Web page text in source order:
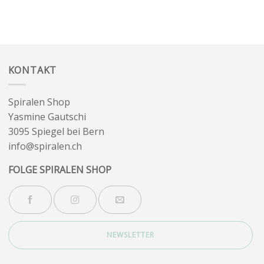
KONTAKT
Spiralen Shop
Yasmine Gautschi
3095 Spiegel bei Bern
info@spiralen.ch
FOLGE SPIRALEN SHOP
NEWSLETTER